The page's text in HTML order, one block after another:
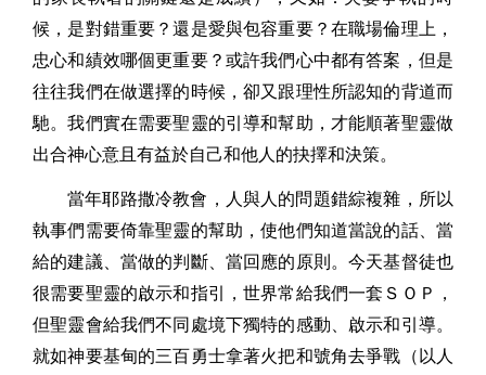
候，是對錯重要？還是愛與包容重要？在職場倫理上，
忠心和績效哪個更重要？或許我們心中都有答案，但是
往往我們在做選擇的時候，卻又跟理性所認知的背道而
馳。我們實在需要聖靈的引導和幫助，才能順著聖靈做
出合神心意且有益於自己和他人的抉擇和決策。
當年耶路撒冷教會，人與人的問題錯綜複雜，所以
執事們需要倚靠聖靈的幫助，使他們知道當說的話、當
給的建議、當做的判斷、當回應的原則。今天基督徒也
很需要聖靈的啟示和指引，世界常給我們一套ＳＯＰ，
但聖靈會給我們不同處境下獨特的感動、啟示和引導。
就如神要基甸的三百勇士拿著火把和號角去爭戰（以人